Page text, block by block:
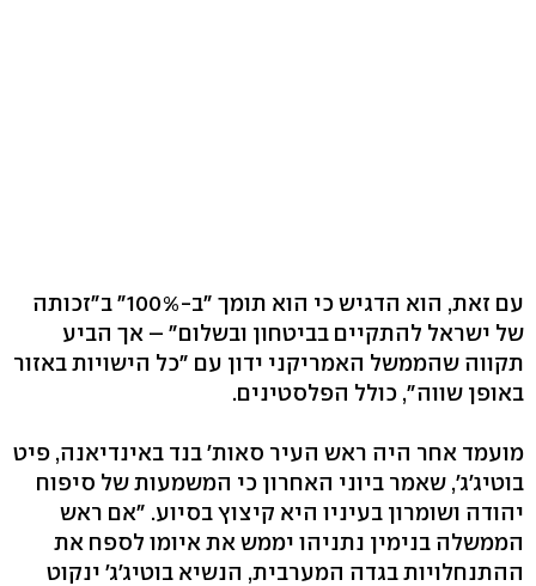
עם זאת, הוא הדגיש כי הוא תומך "ב-100%" ב"זכותה
של ישראל להתקיים בביטחון ובשלום" – אך הביע
תקווה שהממשל האמריקני ידון עם "כל הישויות באזור
באופן שווה", כולל הפלסטינים.
מועמד אחר היה ראש העיר סאות' בנד באינדיאנה, פיט
בוטיג'ג', שאמר ביוני האחרון כי המשמעות של סיפוח
יהודה ושומרון בעיניו היא קיצוץ בסיוע. "אם ראש
הממשלה בנימין נתניהו יממש את איומו לספח את
ההתנחלויות בגדה המערבית, הנשיא בוטיג'ג' ינקוט